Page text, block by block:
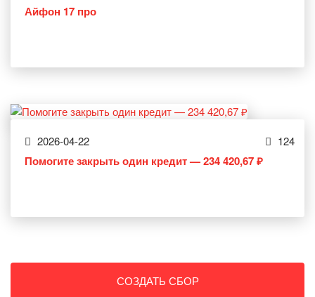
Айфон 17 про
2026-04-22 124
Помогите закрыть один кредит — 234 420,67 ₽
СОЗДАТЬ СБОР